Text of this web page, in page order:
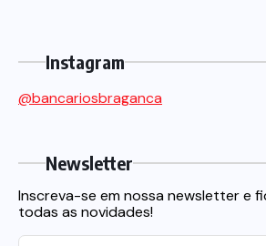
Instagram
@bancariosbraganca
Newsletter
Inscreva-se em nossa newsletter e
todas as novidades!